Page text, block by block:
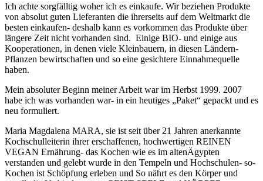
Ich achte sorgfälltig woher ich es einkaufe. Wir beziehen Produkte
von absolut guten Lieferanten die ihrerseits auf dem Weltmarkt die
besten einkaufen- deshalb kann es vorkommen das Produkte über
längere Zeit nicht vorhanden sind. Einige BIO- und einige aus
Kooperationen, in denen viele Kleinbauern, in diesen Ländern-
Pflanzen bewirtschaften und so eine gesichtere Einnahmequelle
haben.
Mein absoluter Beginn meiner Arbeit war im Herbst 1999. 2007
habe ich was vorhanden war- in ein heutiges „Paket“ gepackt und es
neu formuliert.
Maria Magdalena MARA, sie ist seit über 21 Jahren anerkannte
Kochschulleiterin ihrer erschaffenen, hochwertigen REINEN
VEGAN Ernährung- das Kochen wie es im altenÄgypten
verstanden und gelebt wurde in den Tempeln und Hochschulen- so-
Kochen ist Schöpfung erleben und So nährt es den Körper und